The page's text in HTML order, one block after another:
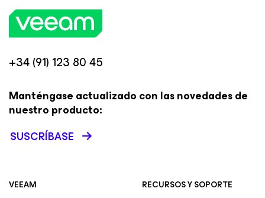
+34 (91) 123 80 45
Manténgase actualizado con las novedades de
nuestro producto:
SUSCRÍBASE
VEEAM
RECURSOS Y SOPORTE